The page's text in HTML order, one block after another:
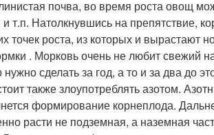
почва, во время роста овощ
т.п. Натолкнувшись на препятствие,
точек роста, из которых и вырастают
. Морковь очень не любит свежий
нужно сделать за год, а то и за два до
также злоупотреблять азотом.
формирование корнеплода.
расти не подземная, а наземная